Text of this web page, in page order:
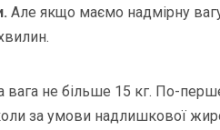
Але якщо маємо надмірну
вага не більше 15 кг. По-
за умови надлишкової